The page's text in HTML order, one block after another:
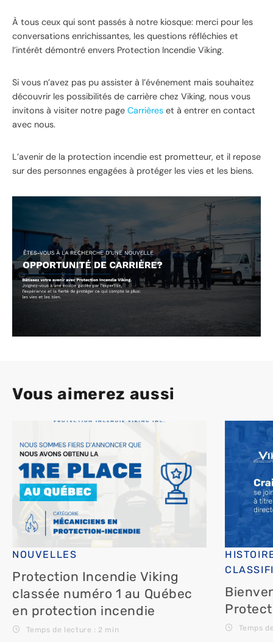
À tous ceux qui sont passés à notre kiosque: merci pour les
conversations enrichissantes, les questions réfléchies et
l’intérêt démontré envers Protection Incendie Viking.
Si vous n’avez pas pu assister à l’événement mais souhaitez
découvrir les possibilités de carrière chez Viking, nous vous
invitons à visiter notre page Carrières et à entrer en contact
avec nous.
L’avenir de la protection incendie est prometteur, et il repose
sur des personnes engagées à protéger les vies et les biens.
Vous aimerez aussi
NOUVELLES
Protection Incendie Viking
classée numéro 1 au Québec
en protection incendie
Temps de lecture : 2 min Temps